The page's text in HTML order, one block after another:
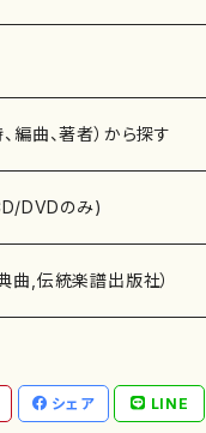
編曲、著者）から探す
ゾウ)
ジ）
ョザン)
ウセイ)
DVDのみ)
八等）演奏家
ノ）ノ、オルガン等）演奏家
曲,伝統楽譜出版社）
修）
典楽譜）
シェア LINE